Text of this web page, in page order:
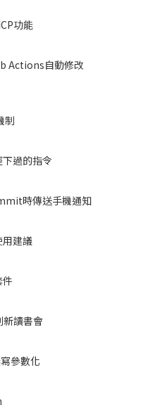
功能
Actions自動修改
制
過的指令
時傳送手機通知
建議
件
新讀書會
參數化